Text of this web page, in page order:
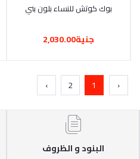
أضف إلى السلة
بوك كوتش للنساء بلون بني
جنية2,030.00
‹
1
2
›
البنود و الظروف